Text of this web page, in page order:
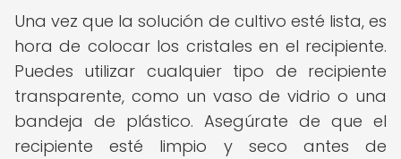
Una vez que la solución de cultivo esté lista, es
hora de colocar los cristales en el recipiente.
Puedes utilizar cualquier tipo de recipiente
transparente, como un vaso de vidrio o una
bandeja de plástico. Asegúrate de que el
recipiente esté limpio y seco antes de